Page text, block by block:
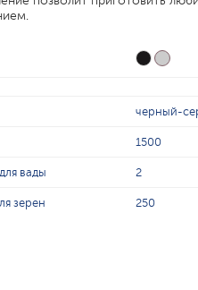
черный-
1500
вады 2
зерен 250